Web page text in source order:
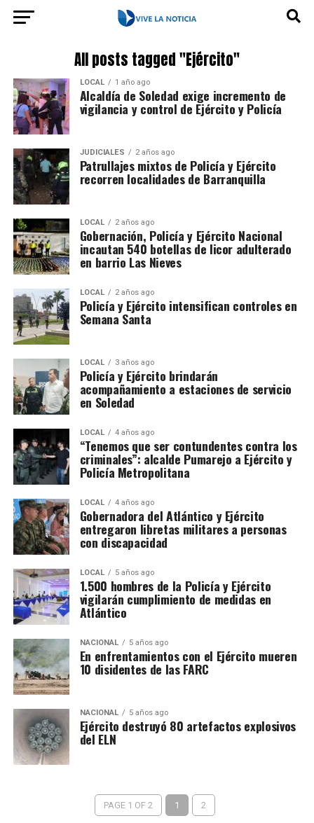
All posts tagged "Ejército"
LOCAL 1 año ago
Alcaldía de Soledad exige incremento de
vigilancia y control de Ejército y Policía
JUDICIALES 2 años ago
Patrullajes mixtos de Policía y Ejército
recorren localidades de Barranquilla
LOCAL 2 años ago
Gobernación, Policía y Ejército Nacional
incautan 540 botellas de licor adulterado
en barrio Las Nieves
LOCAL 2 años ago
Policía y Ejército intensifican controles en
Semana Santa
LOCAL 3 años ago
Policía y Ejército brindarán
acompañamiento a estaciones de servicio
en Soledad
LOCAL 4 años ago
“Tenemos que ser contundentes contra los
criminales”: alcalde Pumarejo a Ejército y
Policía Metropolitana
LOCAL 4 años ago
Gobernadora del Atlántico y Ejército
entregaron libretas militares a personas
con discapacidad
LOCAL 5 años ago
1.500 hombres de la Policía y Ejército
vigilarán cumplimiento de medidas en
Atlántico
NACIONAL 5 años ago
En enfrentamientos con el Ejército mueren
10 disidentes de las FARC
NACIONAL 5 años ago
Ejército destruyó 80 artefactos explosivos
del ELN
PAGE 1 OF 2 1 2